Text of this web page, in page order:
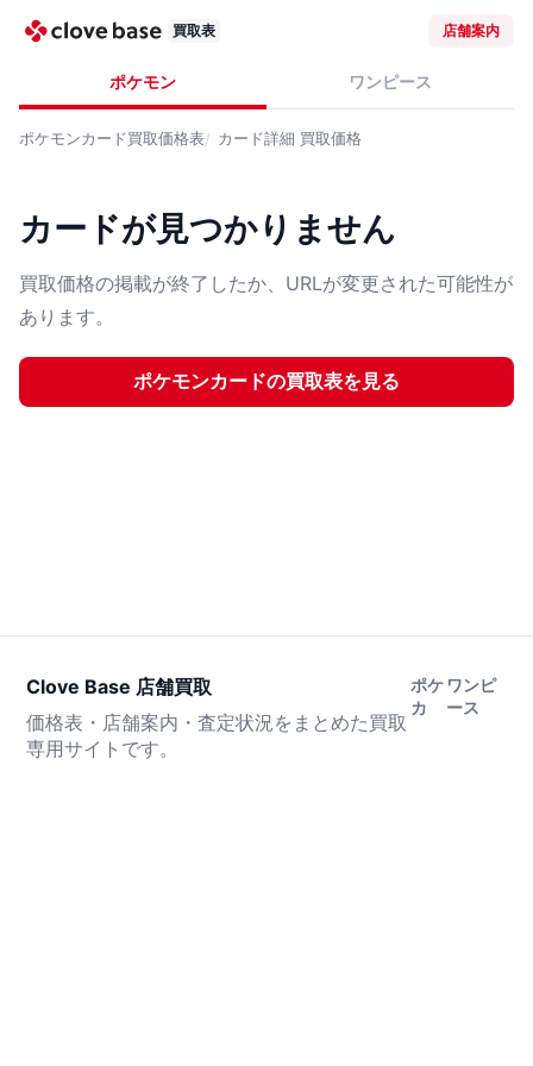
買取表 店舗案内
ポケモン ワンピース
ポケモンカード買取価格表 カード詳細 買取価格
カードが見つかりません
買取価格の掲載が終了したか、URLが変更された可能性が
あります。
ポケモンカードの買取表を見る
Clove Base 店舗買取
価格表・店舗案内・査定状況をまとめた買取
専用サイトです。
ポケ
カ
ワンピ
ース